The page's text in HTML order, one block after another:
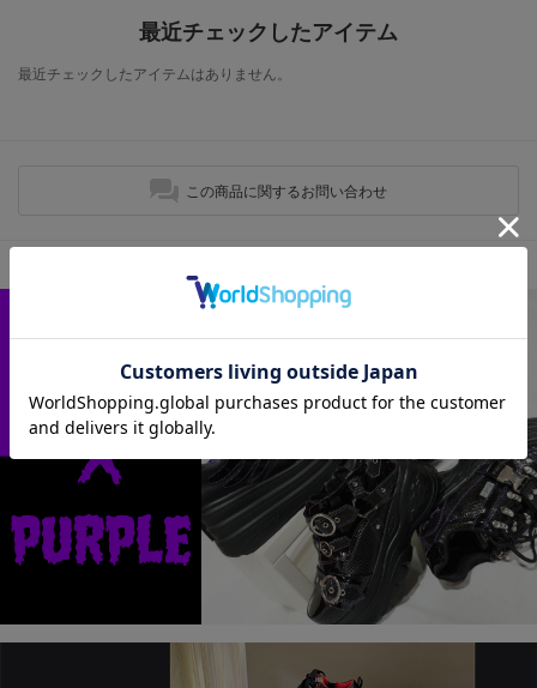
最近チェックしたアイテム
最近チェックしたアイテムはありません。
この商品に関するお問い合わせ